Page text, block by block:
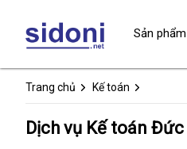
Trang chủ Kế toán
Dịch vụ Kế toán
Sản phẩm